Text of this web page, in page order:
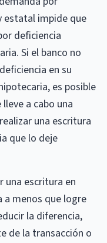
estatal impide que
deficiencia
Si el banco no
en su
es posible
a cabo una
una escritura
que lo deje
una escritura en
a menos que logre
la diferencia,
de la transacción o